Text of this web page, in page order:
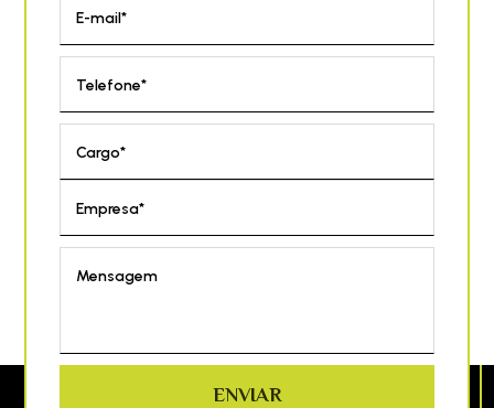
E-mail*
Telefone*
Cargo*
Empresa*
Mensagem
ENVIAR